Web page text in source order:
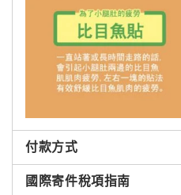
付款方式
國際寄件稅項指南